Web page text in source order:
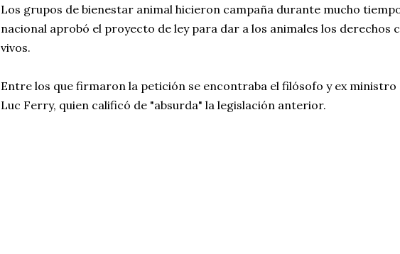
Los grupos de bienestar animal hicieron campaña durante mucho
nacional aprobó el proyecto de ley para dar a los animales los derechos
vivos.
Entre los que firmaron la petición se encontraba el filósofo y ex ministro
Luc Ferry, quien calificó de "absurda" la legislación anterior.